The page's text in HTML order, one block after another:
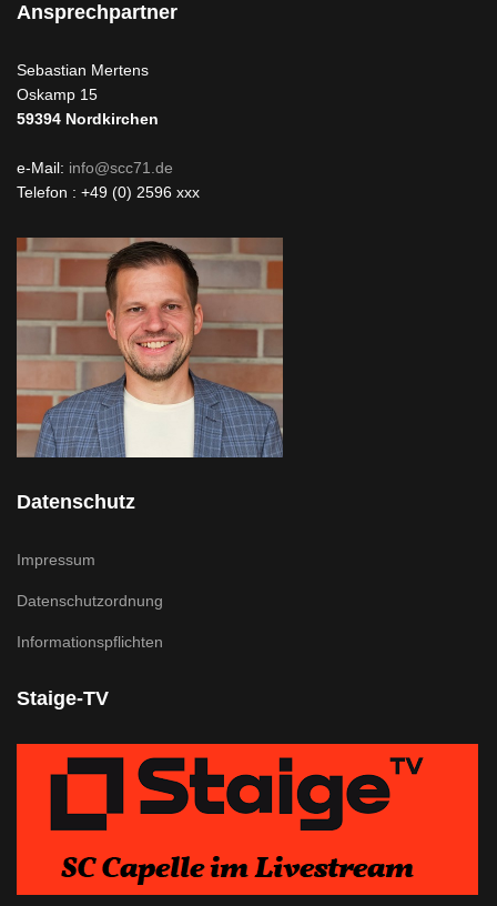
Ansprechpartner
Sebastian Mertens
Oskamp 15
59394 Nordkirchen
e-Mail: info@scc71.de
Telefon : +49 (0) 2596 xxx
Datenschutz
Impressum
Datenschutzordnung
Informationspflichten
Staige-TV